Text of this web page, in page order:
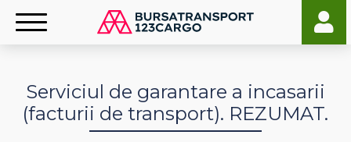
Serviciul de garantare a incasarii
(facturii de transport). REZUMAT.